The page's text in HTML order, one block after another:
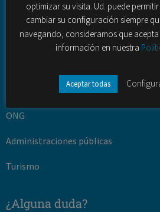
Contact Center (outbound – inbound)
Sectores
Telecomunciaciones
ONG
Administraciones públicas
Turismo
¿Alguna duda?
optimizar su visita. Ud. puede
cambiar su configuración siempre
navegando, consideramos que
información en nuestra
Aceptar todas